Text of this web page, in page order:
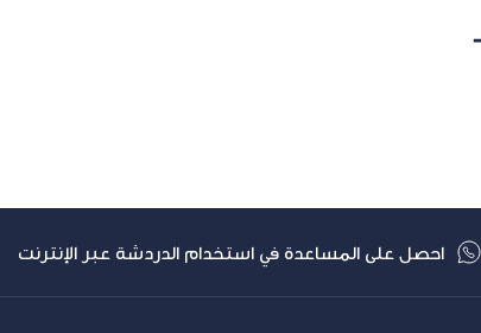
احصل على المساعدة في استخدام الدردشة عبر الإنترنت